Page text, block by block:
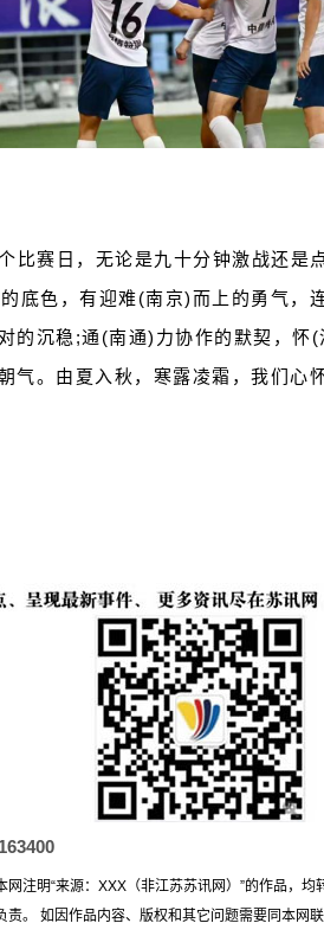
比赛日，无论是九十分钟激战还是
底色，有迎难(南京)而上的勇气，
的沉稳;通(南通)力协作的默契，怀
气。由夏入秋，寒露凌霜，我们心
注明“来源：XXX（非江苏苏讯网）”的作品，
。 如因作品内容、版权和其它问题需要同本网